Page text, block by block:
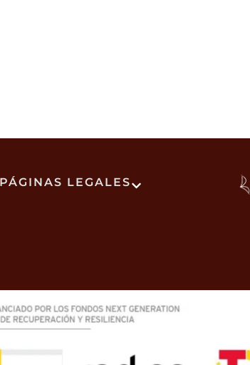
PÁGINAS LEGALES